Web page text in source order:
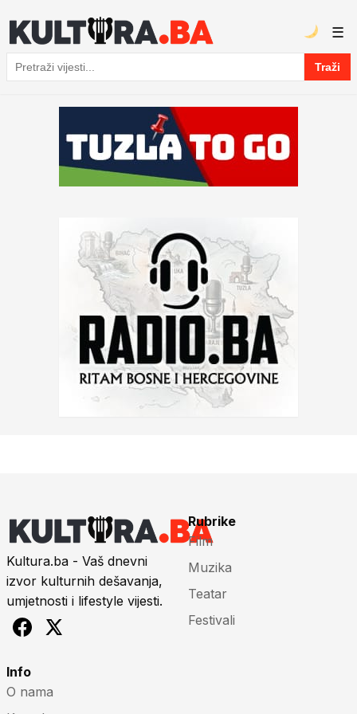
Pretraga
Traži
☰
Kultura.ba - Vaš dnevni
izvor kulturnih dešavanja,
umjetnosti i lifestyle vijesti.
Rubrike
Film
Muzika
Teatar
Festivali
Info
O nama